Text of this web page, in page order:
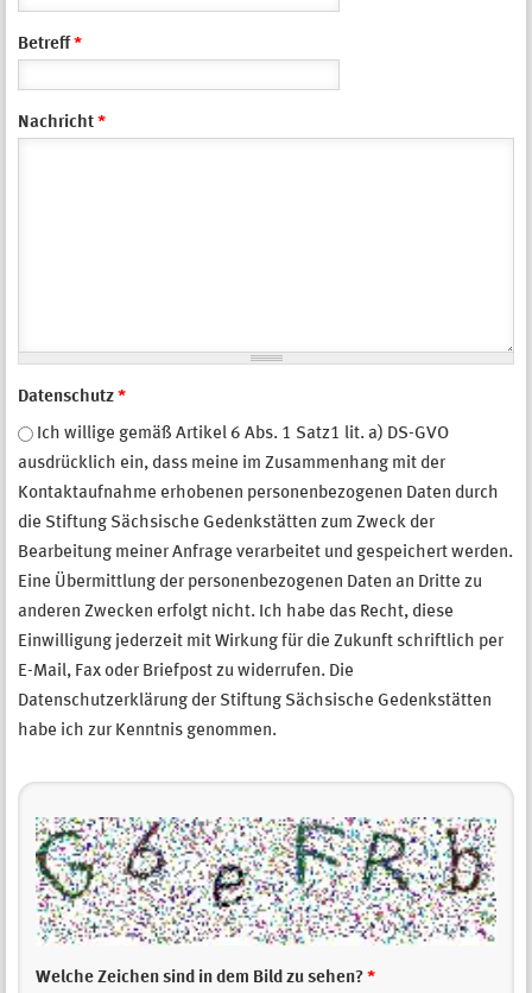
Betreff*
Nachricht *
Datenschutz *
Ich willige gemäß Artikel 6 Abs. 1 Satz1 lit. a) DS-GVO
ausdrücklich ein, dass meine im Zusammenhang mit der
Kontaktaufnahme erhobenen personenbezogenen Daten durch
die Stiftung Sächsische Gedenkstätten zum Zweck der
Bearbeitung meiner Anfrage verarbeitet und gespeichert werden.
Eine Übermittlung der personenbezogenen Daten an Dritte zu
anderen Zwecken erfolgt nicht. Ich habe das Recht, diese
Einwilligung jederzeit mit Wirkung für die Zukunft schriftlich per
E-Mail, Fax oder Briefpost zu widerrufen. Die
Datenschutzerklärung der Stiftung Sächsische Gedenkstätten
habe ich zur Kenntnis genommen.
Welche Zeichen sind in dem Bild zu sehen? *